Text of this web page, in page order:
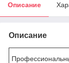
Описание
Описание